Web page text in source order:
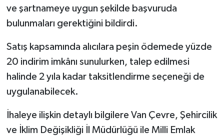
ve şartnameye uygun şekilde başvuruda
bulunmaları gerektiğini bildirdi.
Satış kapsamında alıcılara peşin ödemede yüzde
20 indirim imkânı sunulurken, talep edilmesi
halinde 2 yıla kadar taksitlendirme seçeneği de
uygulanabilecek.
İhaleye ilişkin detaylı bilgilere Van Çevre, Şehircilik
ve İklim Değişikliği İl Müdürlüğü ile Milli Emlak